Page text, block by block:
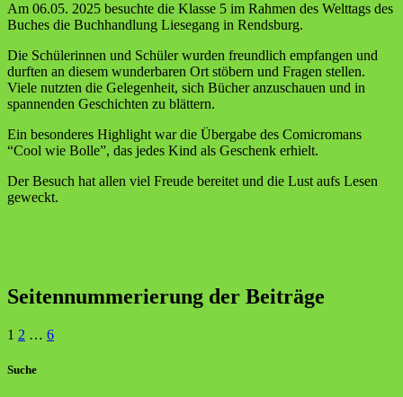
Am 06.05. 2025 besuchte die Klasse 5 im Rahmen des Welttags des
Buches die Buchhandlung Liesegang in Rendsburg.
Die Schülerinnen und Schüler wurden freundlich empfangen und
durften an diesem wunderbaren Ort stöbern und Fragen stellen.
Viele nutzten die Gelegenheit, sich Bücher anzuschauen und in
spannenden Geschichten zu blättern.
Ein besonderes Highlight war die Übergabe des Comicromans
“Cool wie Bolle”, das jedes Kind als Geschenk erhielt.
Der Besuch hat allen viel Freude bereitet und die Lust aufs Lesen
geweckt.
Seitennummerierung der Beiträge
1 2 … 6
Suche